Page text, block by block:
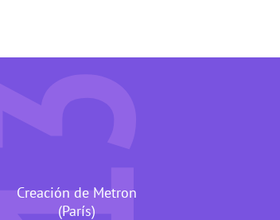
Creación de Metron
(París)